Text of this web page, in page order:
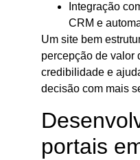
Integração
CRM e
Um site bem
percepção de valor
credibilidade e
decisão com mais
portais